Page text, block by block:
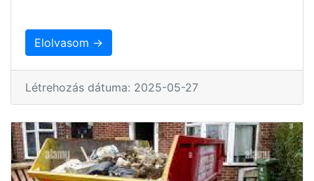
Elolvasom →
Létrehozás dátuma: 2025-05-27